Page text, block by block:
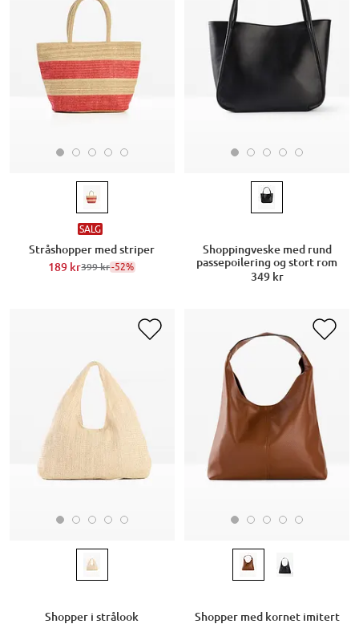
SALG
Stråshopper med striper
189 kr399 kr-52%
Shoppingveske med rund
passepoilering og stort rom
349 kr
Shopper i strålook
Shopper med kornet imitert